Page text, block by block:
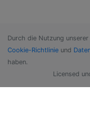
Durch die Nutzung
Cookie-Richtlinie und
haben.
Licensed